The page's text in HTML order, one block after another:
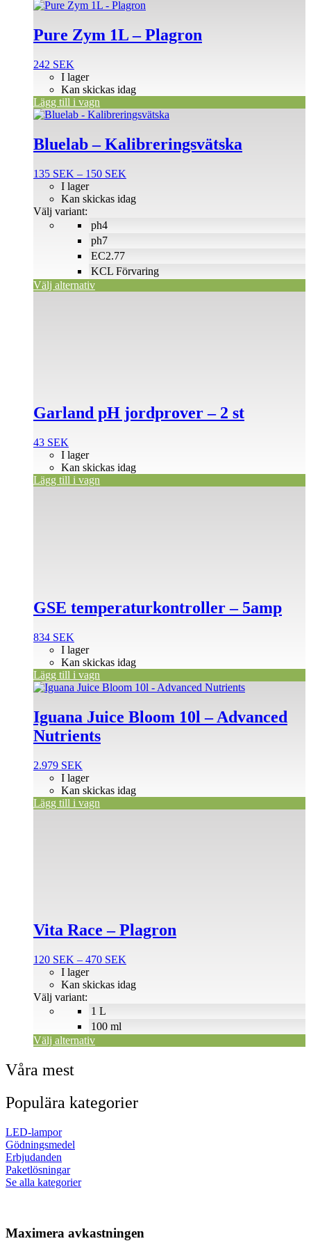
Pure Zym 1L – Plagron
242 SEK
I lager
Kan skickas idag
Lägg till i vagn
Bluelab – Kalibreringsvätska
135 SEK – 150 SEK
till
ph4
ph7
EC2.77
KCL Förvaring
I lager
Kan skickas idag
Välj variant:
Välj alternativ
Den
produkten
har
varianter.
olika
alternativen
Garland pH jordprover – 2 st
43 SEK
I lager
Kan skickas idag
Lägg till i vagn
GSE temperaturkontroller – 5amp
834 SEK
I lager
Kan skickas idag
Lägg till i vagn
Iguana Juice Bloom 10l – Advanced
Nutrients
2.979 SEK
I lager
Kan skickas idag
Lägg till i vagn
Vita Race – Plagron
120 SEK – 470 SEK
till
1 L
100 ml
I lager
Kan skickas idag
Välj variant:
Välj alternativ
kan
väljas
produktsidan
Våra mest
Populära kategorier
LED-lampor
Gödningsmedel
Erbjudanden
Paketlösningar
Se alla kategorier
Maximera avkastningen